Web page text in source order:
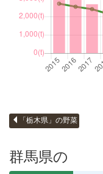
「栃木県」の野菜
群馬県の